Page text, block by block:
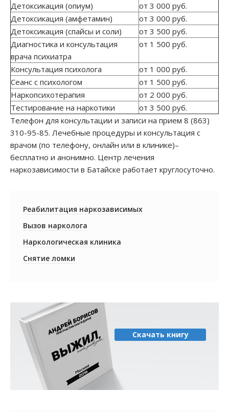
Детоксикация (опиум)
от 3 000 руб.
Детоксикация (амфетамин)
от 3 000 руб.
Детоксикация (спайсы и соли)
от 3 500 руб.
Диагностика и консультация
врача психиатра
от 1 500 руб.
Консультация психолога
от 1 000 руб.
Сеанс с психологом
от 1 500 руб.
Наркопсихотерапия
от 2 000 руб.
Тестирование на наркотики
от 3 500 руб.
Телефон для консультации и записи на прием 8 (863)
310-95-85. Лечебные процедуры и консультация с
врачом (по телефону, онлайн или в клинике)–
бесплатно и анонимно. Центр лечения
наркозависимости в Батайске работает круглосуточно.
Реабилитация наркозависимых
Вызов нарколога
Наркологическая клиника
Снятие ломки
Скачать книгу